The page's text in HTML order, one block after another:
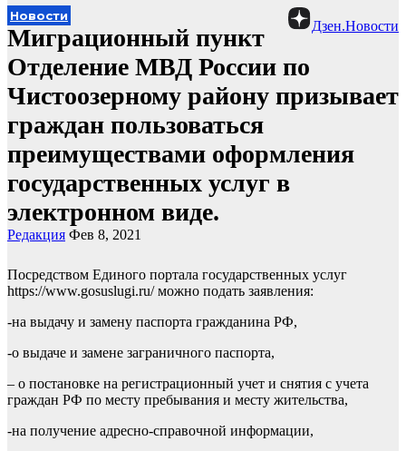
Дзен.Новости
Новости
Миграционный пункт
Отделение МВД России по
Чистоозерному району призывает
граждан пользоваться
преимуществами оформления
государственных услуг в
электронном виде.
Редакция Фев 8, 2021
Посредством Единого портала государственных услуг
https://www.gosuslugi.ru/ можно подать заявления:
-на выдачу и замену паспорта гражданина РФ,
-о выдаче и замене заграничного паспорта,
– о постановке на регистрационный учет и снятия с учета
граждан РФ по месту пребывания и месту жительства,
-на получение адресно-справочной информации,